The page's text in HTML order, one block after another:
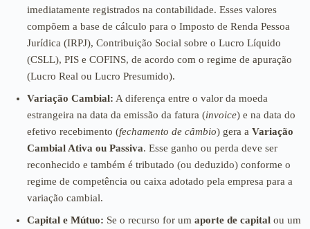
imediatamente registrados na contabilidade. Esses valores
compõem a base de cálculo para o Imposto de Renda Pessoa
Jurídica (IRPJ), Contribuição Social sobre o Lucro Líquido
(CSLL), PIS e COFINS, de acordo com o regime de apuração
(Lucro Real ou Lucro Presumido).
Variação Cambial: A diferença entre o valor da moeda
estrangeira na data da emissão da fatura (invoice) e na data do
efetivo recebimento (fechamento de câmbio) gera a Variação
Cambial Ativa ou Passiva. Esse ganho ou perda deve ser
reconhecido e também é tributado (ou deduzido) conforme o
regime de competência ou caixa adotado pela empresa para a
variação cambial.
Capital e Mútuo: Se o recurso for um aporte de capitalou um